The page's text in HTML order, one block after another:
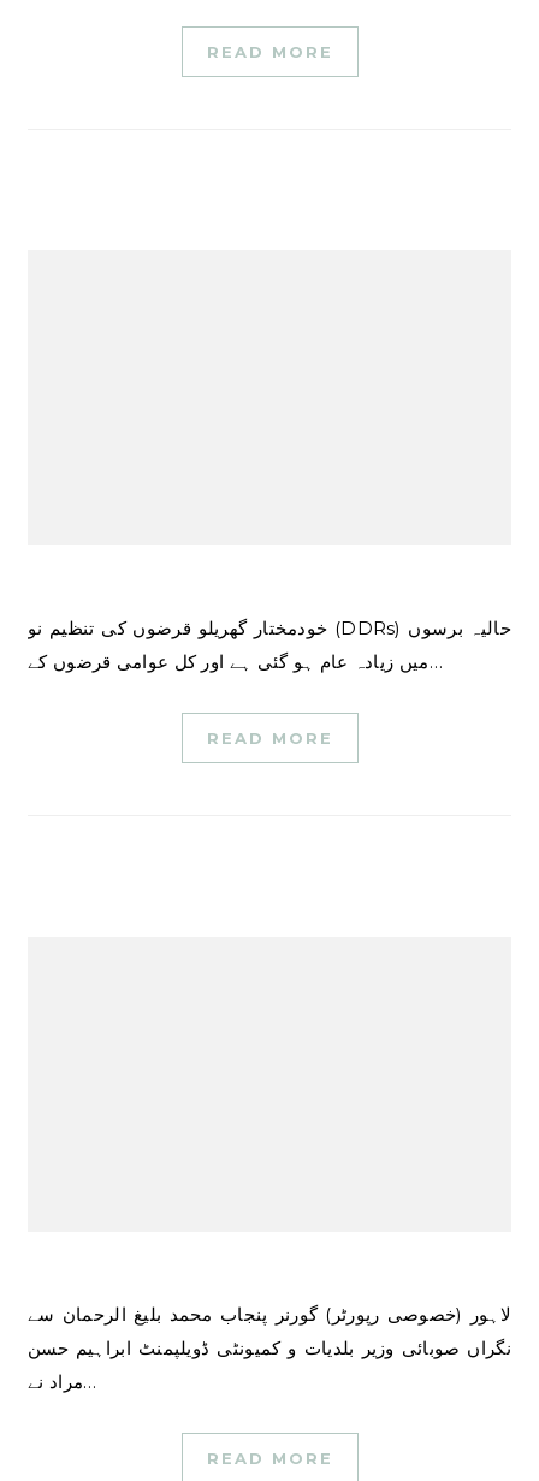
READ MORE
خودمختار گھریلو قرضوں کی تنظیم نو (DDRs) حالیہ برسوں
میں زیادہ عام ہو گئی ہے اور کل عوامی قرضوں کے…
READ MORE
لاہور (خصوصی رپورٹر) گورنر پنجاب محمد بلیغ الرحمان سے
نگراں صوبائی وزیر بلدیات و کمیونٹی ڈویلپمنٹ ابراہیم حسن
مراد نے…
READ MORE